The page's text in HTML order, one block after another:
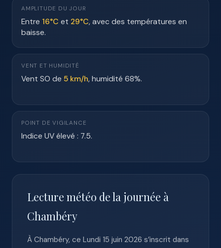
AMPLITUDE DU JOUR
Entre 16°C et 29°C, avec des températures en
baisse.
VENT ET HUMIDITÉ
Vent SO de 5 km/h, humidité 68%.
POINT DE VIGILANCE
Indice UV élevé : 7.5.
Lecture météo de la journée à
Chambéry
À Chambéry, ce Lundi 15 juin 2026 s’inscrit dans